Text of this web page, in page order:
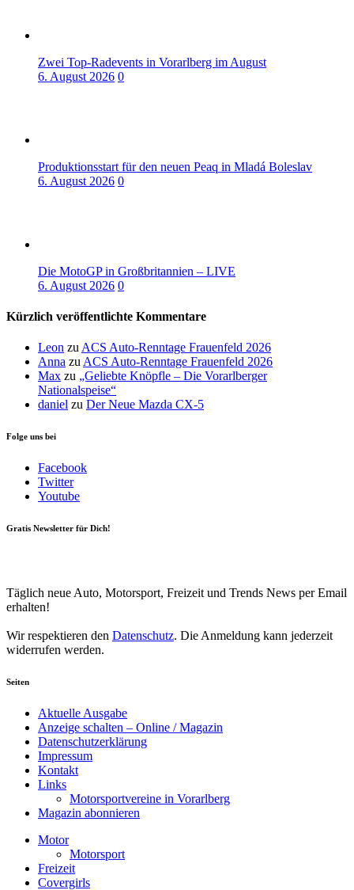
Zwei Top-Radevents in Vorarlberg im August
6. August 2026 0
Produktionsstart für den neuen Peaq in Mladá Boleslav
6. August 2026 0
Die MotoGP in Großbritannien – LIVE
6. August 2026 0
Kürzlich veröffentlichte Kommentare
Leon zu ACS Auto-Renntage Frauenfeld 2026
Anna zu ACS Auto-Renntage Frauenfeld 2026
Max zu „Geliebte Knöpfle – Die Vorarlberger
Nationalspeise“
daniel zu Der Neue Mazda CX-5
Folge uns bei
Facebook
Twitter
Youtube
Gratis Newsletter für Dich!
Täglich neue Auto, Motorsport, Freizeit und Trends News per Email
erhalten!
Wir respektieren den Datenschutz. Die Anmeldung kann jederzeit
widerrufen werden.
Seiten
Aktuelle Ausgabe
Anzeige schalten – Online / Magazin
Datenschutzerklärung
Impressum
Kontakt
Links
Motorsportvereine in Vorarlberg
Magazin abonnieren
Motor
Motorsport
Freizeit
Covergirls